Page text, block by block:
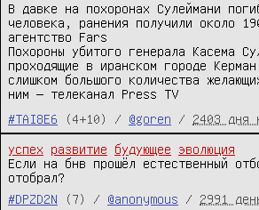
В давке на похоронах Сулеймани
человека, ранения получили около
агентство Fars
Похороны убитого генерала Касема
проходящие в иранском городе
слишком большого количества
ним — телеканал Press TV
#TAI8E6
(4+10) / @goren / 2403 дня
успех развитие будующее
эволюция
Если на бнв прошёл естественный
отобрал?
#DPZD2N
(7) / @anonymous / 2991